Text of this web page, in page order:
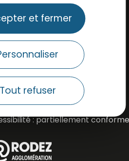
et fermer
Tout refuser
plan du site
de vente
: partiellement conforme